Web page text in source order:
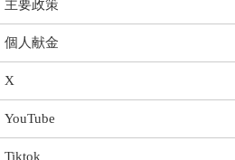
主要政策
個人献金
X
YouTube
Tiktok